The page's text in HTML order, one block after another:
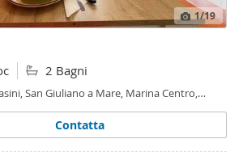
1/19
2 Bagni
San Giuliano a Mare, Marina Centro,
Contatta